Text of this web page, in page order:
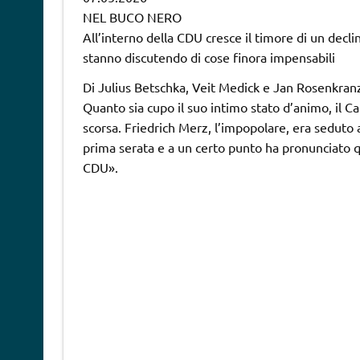
NEL BUCO NERO
All’interno della CDU cresce il timore di un
stanno discutendo di cose finora impensabili
Di Julius Betschka, Veit Medick e Jan
Quanto sia cupo il suo intimo stato d’animo, il
scorsa. Friedrich Merz, l’impopolare, era
prima serata e a un certo punto ha
CDU».